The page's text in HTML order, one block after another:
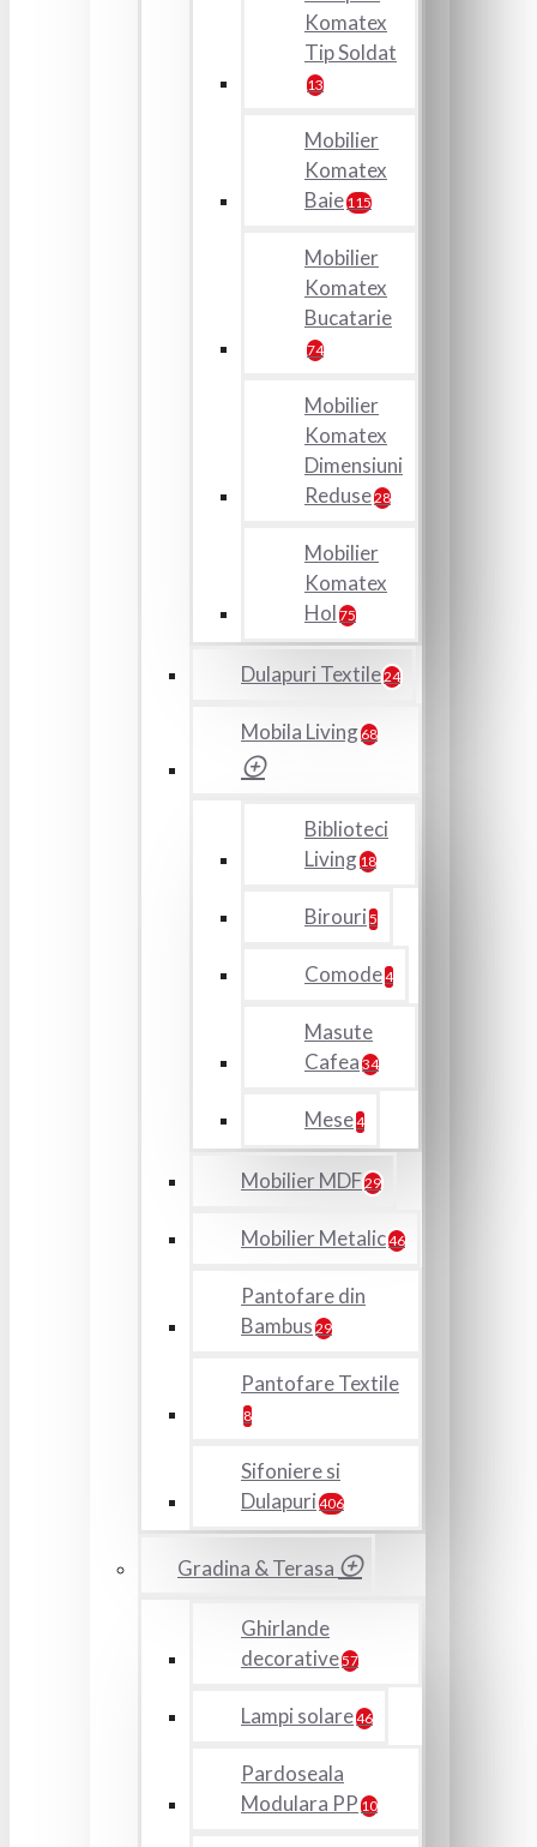
Komatex
Tip Soldat
13
Mobilier
Komatex
Baie115
Mobilier
Komatex
Bucatarie
74
Mobilier
Komatex
Dimensiuni
Reduse28
Mobilier
Komatex
Hol 75
Dulapuri Textile24
Mobila Living68
Biblioteci
Living18
Birouri 5
Comode4
Masute
Cafea 34
Mese4
Mobilier MDF29
Mobilier Metalic46
Pantofare din
Bambus 29
Pantofare Textile
8
Sifoniere si
Dulapuri 406
Gradina & Terasa
Ghirlande
decorative57
Lampi solare46
Pardoseala
Modulara PP 10